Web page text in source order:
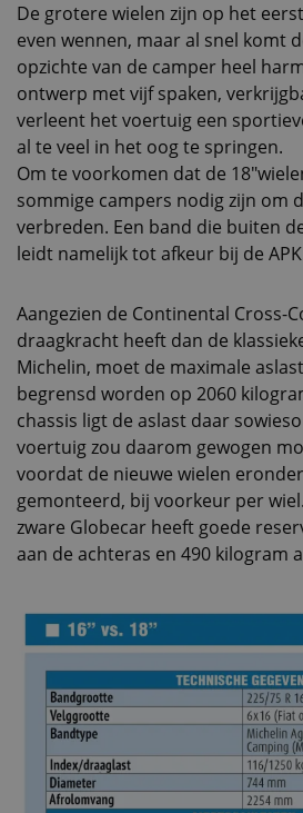
De grotere wielen zijn op het
even wennen, maar al snel komt
opzichte van de camper heel
ontwerp met vijf spaken,
verleent het voertuig een
al te veel in het oog te springen.
Om te voorkomen dat de
sommige campers nodig zijn om
verbreden. Een band die buiten
leidt namelijk tot afkeur bij de
Aangezien de Continental Cross-
draagkracht heeft dan de
Michelin, moet de maximale
begrensd worden op 2060
chassis ligt de aslast daar
voertuig zou daarom gewogen
voordat de nieuwe wielen
gemonteerd, bij voorkeur per
zware Globecar heeft goede
aan de achteras en 490 kilogram